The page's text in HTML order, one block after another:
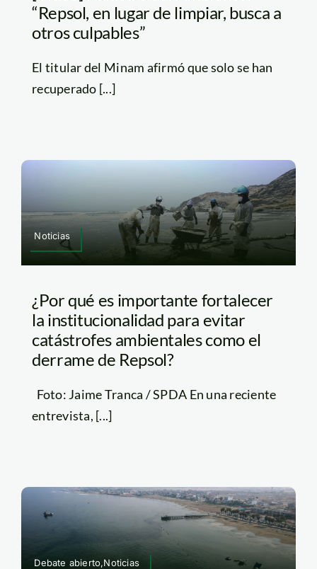
“Repsol, en lugar de limpiar, busca a
otros culpables”
El titular del Minam afirmó que solo se han
recuperado [...]
Noticias
¿Por qué es importante fortalecer
la institucionalidad para evitar
catástrofes ambientales como el
derrame de Repsol?
Foto: Jaime Tranca / SPDA En una reciente
entrevista, [...]
Debate abierto,Noticias